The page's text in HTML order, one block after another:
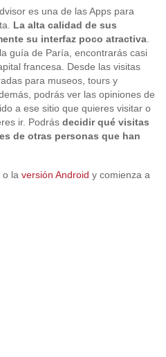
es una de las Apps para
La alta calidad de sus
su interfaz poco atractiva.
guía de Paría, encontrarás casi
francesa. Desde las visitas
para museos, tours y
podrás ver las opiniones de
a ese sitio que quieres visitar o
ir. Podrás decidir qué visitas
de otras personas que han
o la versión Android y comienza a